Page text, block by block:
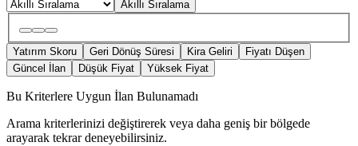
Akıllı Sıralama
Yatırım Skoru Geri Dönüş Süresi Kira Geliri
Fiyatı Düşen
Güncel İlan
Düşük Fiyat Yüksek Fiyat
Bu Kriterlere Uygun İlan Bulunamadı
Arama kriterlerinizi değiştirerek veya daha geniş bir bölgede
arayarak tekrar deneyebilirsiniz.